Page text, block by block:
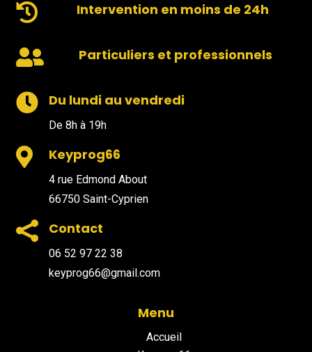
 Intervention en moins de 24h
 Particuliers et professionnels
 Du lundi au vendredi
De 8h à 19h
 Keyprog66
4 rue Edmond About
66750 Saint-Cyprien
 Contact
06 52 97 22 38
keyprog66@gmail.com
Menu
Accueil